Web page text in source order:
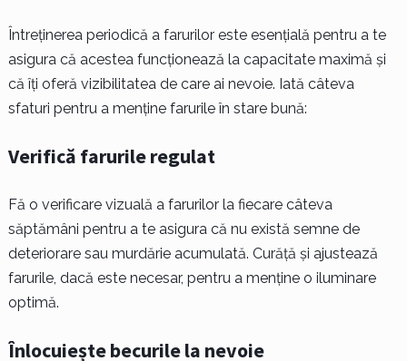
Întreținerea periodică a farurilor este esențială pentru a te
asigura că acestea funcționează la capacitate maximă și
că îți oferă vizibilitatea de care ai nevoie. Iată câteva
sfaturi pentru a menține farurile în stare bună:
Verifică farurile regulat
Fă o verificare vizuală a farurilor la fiecare câteva
săptămâni pentru a te asigura că nu există semne de
deteriorare sau murdărie acumulată. Curăță și ajustează
farurile, dacă este necesar, pentru a menține o iluminare
optimă.
Înlocuiește becurile la nevoie